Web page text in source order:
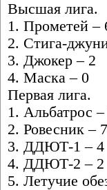
Высшая лига.
1. Прометей –
2. Стига-
3. Джокер – 2
4. Маска – 0
Первая лига.
1. Альбатрос
2. Ровесник – 7
3. ДДЮТ-1 – 4
4. ДДЮТ-2 – 2
5. Летучие